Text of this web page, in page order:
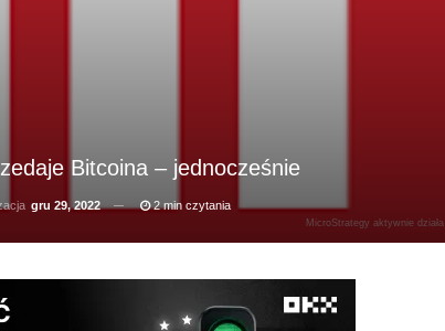
MicroStrategy aktywnie
Bitcoina – jednocześnie
gru 29, 2022 2 min czytania